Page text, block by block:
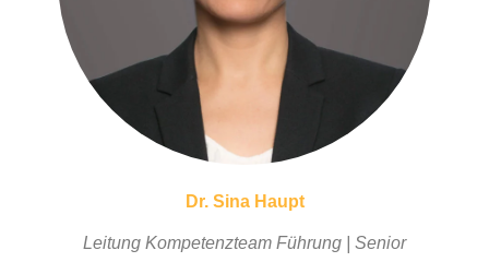
Dr. Sina Haupt
Leitung Kompetenzteam Führung | Senior